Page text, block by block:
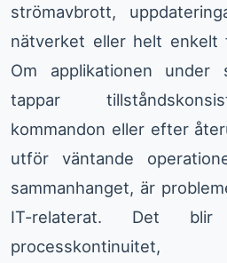
strömavbrott,
nätverket eller helt
Om applikationen under
tappar
kommandon eller efter
utför väntande
sammanhanget, är
IT-relaterat. Det
processkontinuitet,